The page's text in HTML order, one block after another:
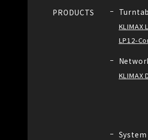
PRODUCTS
KLIMAX
LP12-
KLIMAX
System